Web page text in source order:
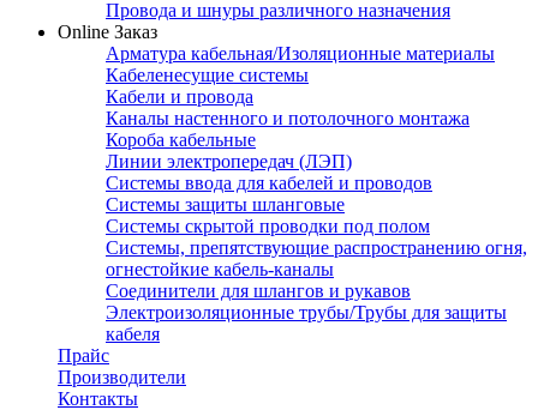
Провода и шнуры различного назначения
Online Заказ
Арматура кабельная/Изоляционные материалы
Кабеленесущие системы
Кабели и провода
Каналы настенного и потолочного монтажа
Короба кабельные
Линии электропередач (ЛЭП)
Системы ввода для кабелей и проводов
Системы защиты шланговые
Системы скрытой проводки под полом
Системы, препятствующие распространению огня,
огнестойкие кабель-каналы
Соединители для шлангов и рукавов
Электроизоляционные трубы/Трубы для защиты
кабеля
Прайс
Производители
Контакты